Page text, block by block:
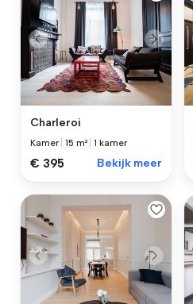
Charleroi
Kamer |15 m² |1 kamer
€ 395 Bekijk meer